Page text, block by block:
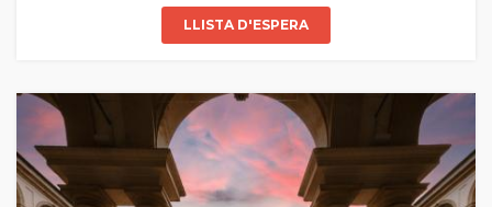
LLISTA D'ESPERA